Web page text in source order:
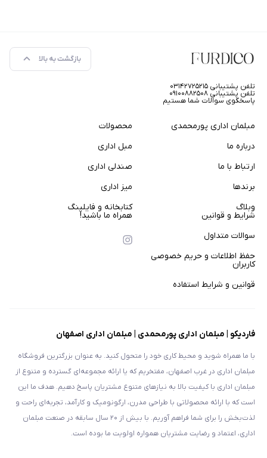
بازگشت به بالا
تلفن پشتیبانی ۰۳۱۴۲۷۲۵۲۱۵
تلفن پشتیبانی ۰۹۱۰۰۸۸۲۵۰۸
پاسخگوی سوالات شما هستیم
مبلمان اداری پورمحمدی
درباره ما
ارتباط با ما
برندها
وبلاگ
محصولات
مبل اداری
صندلی اداری
میز اداری
کتابخانه و فایلینگ
شرایط و قوانین
سوالات متداول
حفظ اطلاعات و حریم خصوصی
کاربران
قوانین و شرایط استفاده
همراه ما باشید!
فاردیکو | مبلمان اداری پورمحمدی | مبلمان اداری اصفهان
با ما همراه شوید و محیط کاری خود را متحول کنید. به عنوان بزرگترین فروشگاه
مبلمان اداری در غرب اصفهان، مفتخریم که یا ارائه مجموعه‌ای گسترده و متنوع از
مبلمان اداری با کیفیت بالا به نیازهای متنوع مشتریان پاسخ دهیم. هدف ما این
است که با ارائه محصولاتی با طراحی مدرن، ارگونومیک و کارآمد، تجربه‌ای راحت و
لذت‌بخش را برای شما فراهم آوریم. با بیش از ۲۰ سال سابقه در صنعت مبلمان
اداری، اعتماد و رضایت مشتریان همواره اولویت ما بوده است.